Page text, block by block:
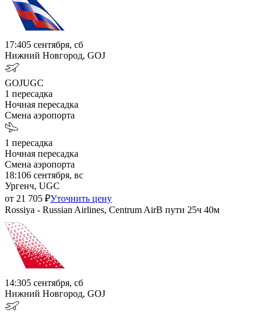
17:405 сентября, сб
Нижний Новгород, GOJ
GOJUGC
1 пересадка
Ночная пересадка
Смена аэропорта
1 пересадка
Ночная пересадка
Смена аэропорта
18:106 сентября, вс
Ургенч, UGC
от 21 705 ₽Уточнить цену
Rossiya - Russian Airlines, Centrum AirВ пути 25ч 40м
14:305 сентября, сб
Нижний Новгород, GOJ